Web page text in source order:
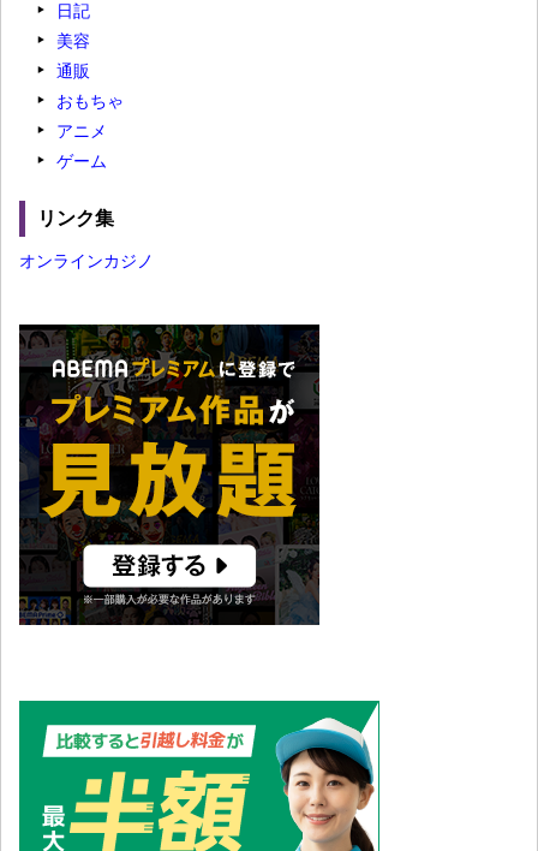
日記
美容
通販
おもちゃ
アニメ
ゲーム
リンク集
オンラインカジノ